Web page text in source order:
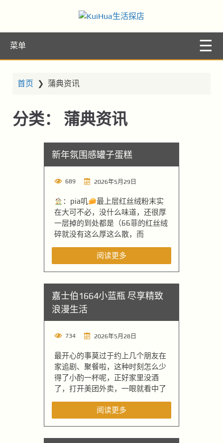
KuiHua生活探
店
菜单
首页 ❯ 蒲典资讯
分类： 蒲典资讯
新年氛围感罐子蛋糕
689 2026年5月29日
：pia叽
最上层红丝绒粉末实
在大可不必，没什么味道，还很厚
一层掉的到处都是（66菲的红丝绒
碎就没有这么厚这么散，而
阅读更多
嘉士伯1664小蓝瓶 尽享精致
浪漫生活
734 2026年5月28日
最开心的事莫过于约上几个朋友在
家追剧、聚餐啦，这种时刻怎么少
得了小酌一杯呢，正好家里没酒
了，打开美团外卖，一眼就看中了
阅读更多